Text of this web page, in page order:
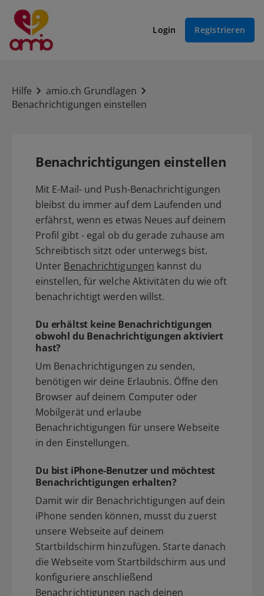
Login Registrieren
Hilfe
amio.ch Grundlagen
Benachrichtigungen einstellen
Benachrichtigungen einstellen
Mit E-Mail- und Push-Benachrichtigungen
bleibst du immer auf dem Laufenden und
erfährst, wenn es etwas Neues auf deinem
Profil gibt - egal ob du gerade zuhause am
Schreibtisch sitzt oder unterwegs bist.
Unter Benachrichtigungen kannst du
einstellen, für welche Aktivitäten du wie oft
benachrichtigt werden willst.
Du erhältst keine Benachrichtigungen
obwohl du Benachrichtigungen aktiviert
hast?
Um Benachrichtigungen zu senden,
benötigen wir deine Erlaubnis. Öffne den
Browser auf deinem Computer oder
Mobilgerät und erlaube
Benachrichtigungen für unsere Webseite
in den Einstellungen.
Du bist iPhone-Benutzer und möchtest
Benachrichtigungen erhalten?
Damit wir dir Benachrichtigungen auf dein
iPhone senden können, musst du zuerst
unsere Webseite auf deinem
Startbildschirm hinzufügen. Starte danach
die Webseite vom Startbildschirm aus und
konfiguriere anschließend
Benachrichtigungen nach deinen